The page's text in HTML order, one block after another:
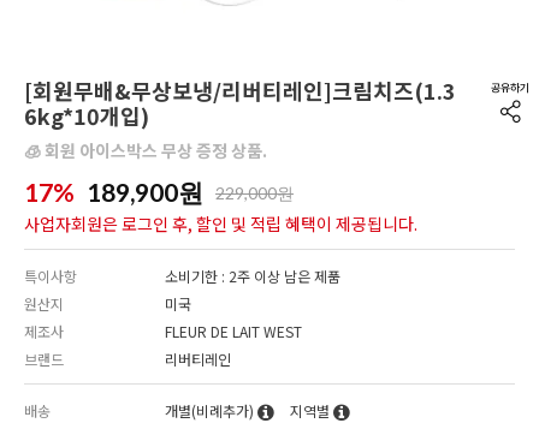
[회원무배&무상보냉/리버티레인]크림치즈(1.3
6kg*10개입)
🧊 회원 아이스박스 무상 증정 상품.
17% 189,900원 229,000원
사업자회원은 로그인 후, 할인 및 적립 혜택이 제공됩니다.
특이사항
소비기한 : 2주 이상 남은 제품
원산지
미국
제조사
FLEUR DE LAIT WEST
브랜드
리버티레인
배송 개별(비례추가) 지역별